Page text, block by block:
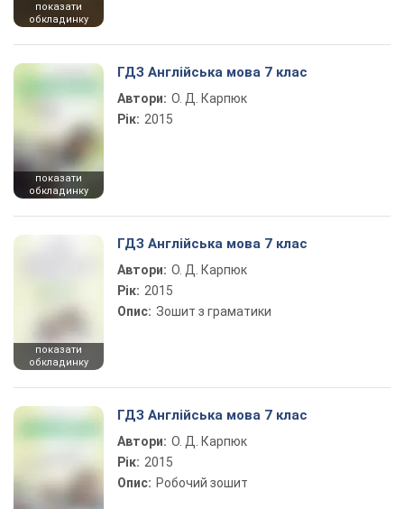
показати
обкладинку
показати
обкладинку
ГДЗ Англійська мова 7 клас
Автори: О. Д. Карпюк
Рік: 2015
показати
обкладинку
ГДЗ Англійська мова 7 клас
Автори: О. Д. Карпюк
Рік: 2015
Опис: Зошит з граматики
ГДЗ Англійська мова 7 клас
Автори: О. Д. Карпюк
Рік: 2015
Опис: Робочий зошит